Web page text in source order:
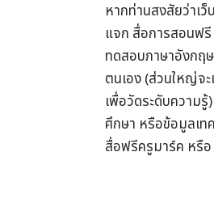
หากท่านสงสัยว่าเว็
แจก สื่อการสอนฟรี
ทดสอบภาษาอังกฤษ
ตนเอง (ส่วนใหญ่จ
เพื่อวัดระดับความ
ศึกษา หรือข้อมูลเท
สื่อฟรีครูมาร์ค หรื